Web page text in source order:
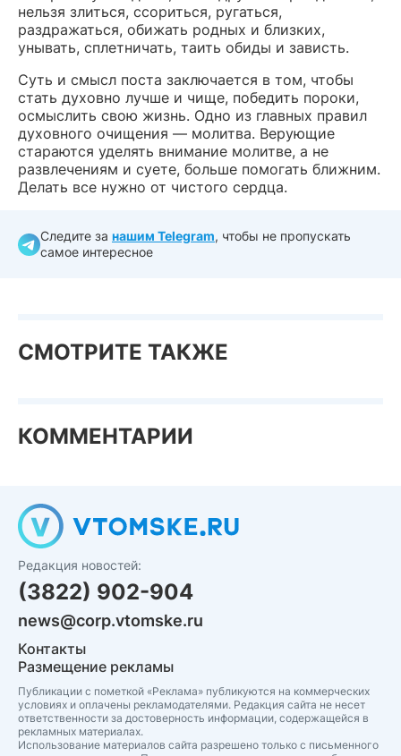
нельзя злиться, ссориться, ругаться,
раздражаться, обижать родных и близких,
унывать, сплетничать, таить обиды и зависть.
Суть и смысл поста заключается в том, чтобы
стать духовно лучше и чище, победить пороки,
осмыслить свою жизнь. Одно из главных правил
духовного очищения — молитва. Верующие
стараются уделять внимание молитве, а не
развлечениям и суете, больше помогать ближним.
Делать все нужно от чистого сердца.
Следите за нашим Telegram, чтобы не пропускать
самое интересное
СМОТРИТЕ ТАКЖЕ
КОММЕНТАРИИ
Редакция новостей:
(3822) 902-904
news@corp.vtomske.ru
Контакты
Размещение рекламы
Публикации с пометкой «Реклама» публикуются на коммерческих
условиях и оплачены рекламодателями. Редакция сайта не несет
ответственности за достоверность информации, содержащейся в
рекламных материалах.
Использование материалов сайта разрешено только с письменного